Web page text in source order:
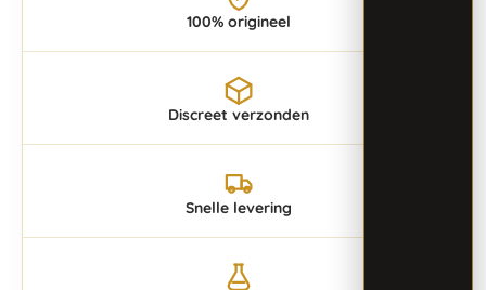
100% origineel
Discreet verzonden
Snelle levering